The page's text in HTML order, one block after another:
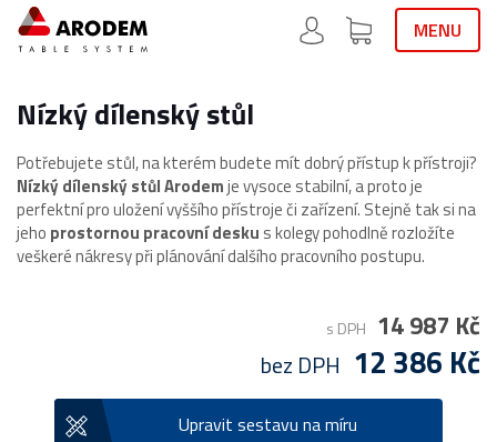
MENU
Nízký dílenský stůl
Potřebujete stůl, na kterém budete mít dobrý přístup k přístroji?
Nízký dílenský stůl Arodemje vysoce stabilní, a proto je
perfektní pro uložení vyššího přístroje či zařízení. Stejně tak si na
jeho prostornou pracovní desku s kolegy pohodlně rozložíte
veškeré nákresy při plánování dalšího pracovního postupu.
s DPH 14 987 Kč
bez DPH 12 386 Kč
Upravit sestavu na míru